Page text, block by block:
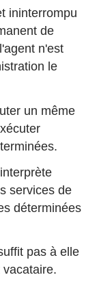
ininterrompu
de
n'est
le
un même
services de
déterminées
pas à elle